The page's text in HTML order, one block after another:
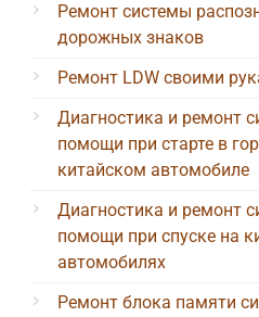
Ремонт системы
дорожных знаков
Ремонт LDW своими
Диагностика и ремонт
помощи при старте в
китайском автомобиле
Диагностика и ремонт
помощи при спуске на
автомобилях
Ремонт блока памяти